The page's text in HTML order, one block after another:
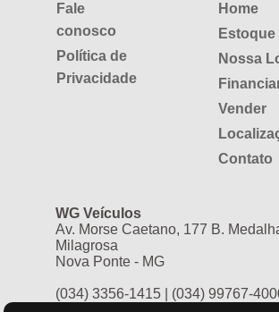
Fale
conosco
Política de
Privacidade
Home
Estoque
Nossa
Vender
Contato
WG Veículos
Av. Morse Caetano, 177 B.
Milagrosa
Nova Ponte - MG
(034) 3356-1415 (034) 99767-